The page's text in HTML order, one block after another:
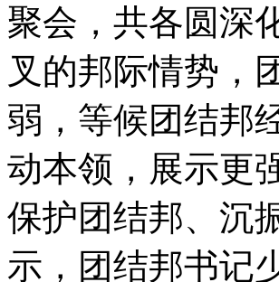
聚会，共各圆深
叉的邦际情势，
弱，等候团结邦
动本领，展示更
保护团结邦、
示，团结邦书记